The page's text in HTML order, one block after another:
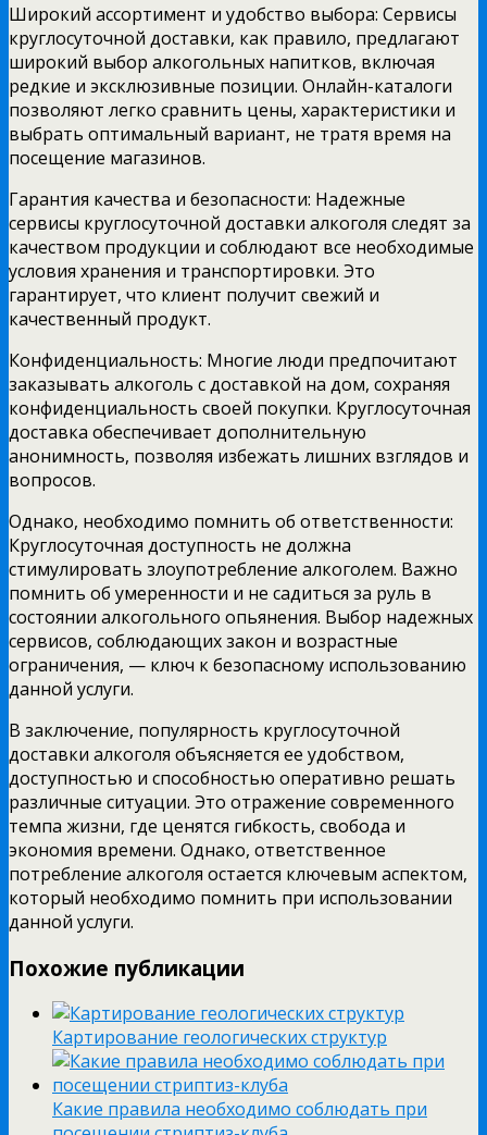
Широкий ассортимент и удобство выбора: Сервисы
круглосуточной доставки, как правило, предлагают
широкий выбор алкогольных напитков, включая
редкие и эксклюзивные позиции. Онлайн-каталоги
позволяют легко сравнить цены, характеристики и
выбрать оптимальный вариант, не тратя время на
посещение магазинов.
Гарантия качества и безопасности: Надежные
сервисы круглосуточной доставки алкоголя следят за
качеством продукции и соблюдают все необходимые
условия хранения и транспортировки. Это
гарантирует, что клиент получит свежий и
качественный продукт.
Конфиденциальность: Многие люди предпочитают
заказывать алкоголь с доставкой на дом, сохраняя
конфиденциальность своей покупки. Круглосуточная
доставка обеспечивает дополнительную
анонимность, позволяя избежать лишних взглядов и
вопросов.
Однако, необходимо помнить об ответственности:
Круглосуточная доступность не должна
стимулировать злоупотребление алкоголем. Важно
помнить об умеренности и не садиться за руль в
состоянии алкогольного опьянения. Выбор надежных
сервисов, соблюдающих закон и возрастные
ограничения, — ключ к безопасному использованию
данной услуги.
В заключение, популярность круглосуточной
доставки алкоголя объясняется ее удобством,
доступностью и способностью оперативно решать
различные ситуации. Это отражение современного
темпа жизни, где ценятся гибкость, свобода и
экономия времени. Однако, ответственное
потребление алкоголя остается ключевым аспектом,
который необходимо помнить при использовании
данной услуги.
Похожие публикации
Картирование геологических структур
Какие правила необходимо соблюдать при